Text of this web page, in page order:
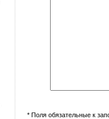
* Поля обязательные к